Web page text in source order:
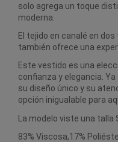
solo agrega un toque
moderna.
El tejido en canalé en
también ofrece una
Este vestido es una
confianza y elegancia.
su diseño único y su
opción inigualable para
La modelo viste una talla
83% Viscosa,17%